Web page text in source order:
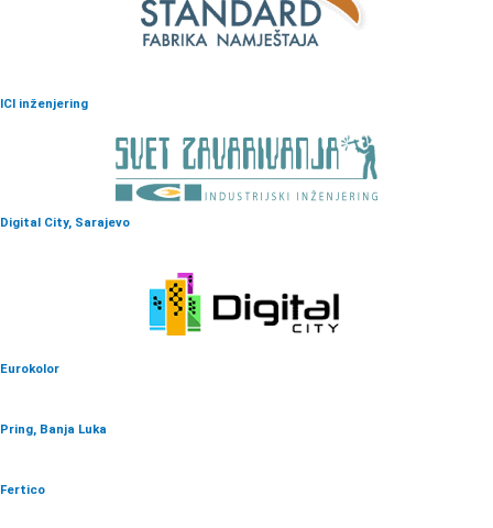
ICI inženjering
Digital City, Sarajevo
Eurokolor
Pring, Banja Luka
Fertico